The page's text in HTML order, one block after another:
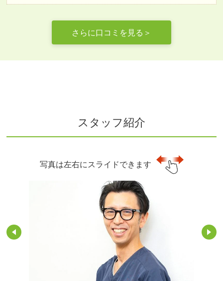
さらに口コミを見る＞
スタッフ紹介
写真は左右にスライドできます